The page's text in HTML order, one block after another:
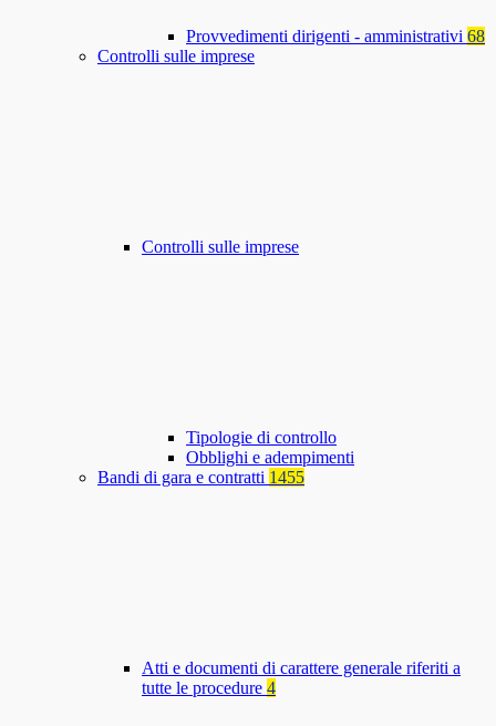
Provvedimenti dirigenti - amministrativi 68
Controlli sulle imprese
Controlli sulle imprese
Tipologie di controllo
Obblighi e adempimenti
Bandi di gara e contratti 1455
Atti e documenti di carattere generale riferiti a
tutte le procedure 4